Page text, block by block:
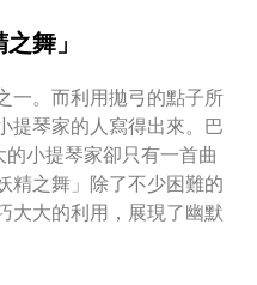
舞」
一。而利用拋弓的點子所
提琴家的人寫得出來。巴
小提琴家卻只有一首曲
精之舞」除了不少困難的
大大的利用，展現了幽默